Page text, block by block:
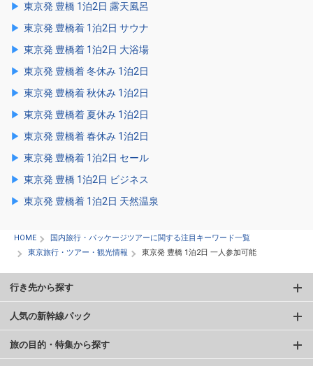
東京発 豊橋 1泊2日 露天風呂
東京発 豊橋着 1泊2日 サウナ
東京発 豊橋着 1泊2日 大浴場
東京発 豊橋着 冬休み 1泊2日
東京発 豊橋着 秋休み 1泊2日
東京発 豊橋着 夏休み 1泊2日
東京発 豊橋着 春休み 1泊2日
東京発 豊橋着 1泊2日 セール
東京発 豊橋 1泊2日 ビジネス
東京発 豊橋着 1泊2日 天然温泉
HOME
国内旅行・パッケージツアーに関する注目キーワード一覧
東京旅行・ツアー・観光情報
東京発 豊橋 1泊2日 一人参加可能
行き先から探す
人気の新幹線パック
旅の目的・特集から探す